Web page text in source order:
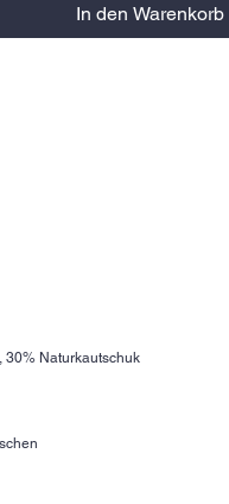
In den Warenkorb
30% Naturkautschuk